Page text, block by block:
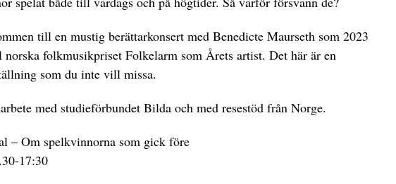
till en mustig berättarkonsert med Benedicte Maurseth som 2023
norska folkmusikpriset Folkelarm som Årets artist. Det här är en
som du inte vill missa.
med studieförbundet Bilda och med resestöd från Norge.
– Om spelkvinnorna som gick före
17:30